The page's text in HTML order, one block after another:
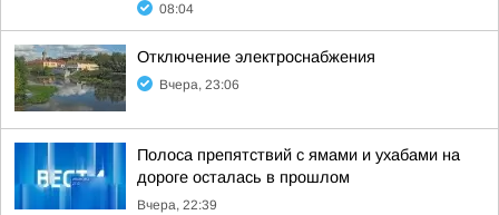
08:04
Отключение электроснабжения
Вчера, 23:06
Полоса препятствий с ямами и ухабами на
дороге осталась в прошлом
Вчера, 22:39